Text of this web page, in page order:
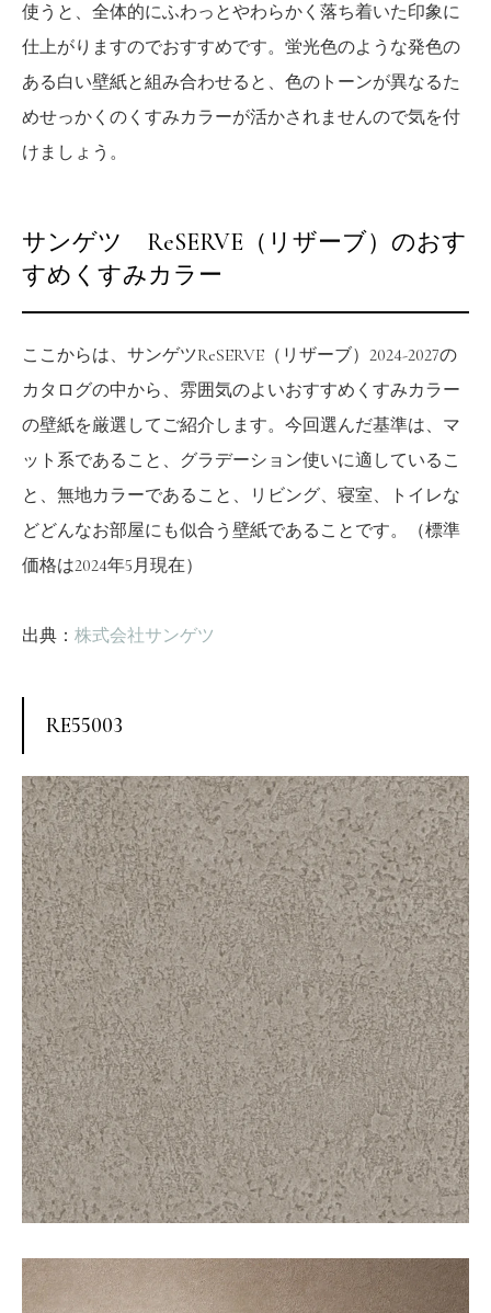
使うと、全体的にふわっとやわらかく落ち着いた印象に
仕上がりますのでおすすめです。蛍光色のような発色の
ある白い壁紙と組み合わせると、色のトーンが異なるた
めせっかくのくすみカラーが活かされませんので気を付
けましょう。
サンゲツ ReSERVE（リザーブ）のおす
すめくすみカラー
ここからは、サンゲツReSERVE（リザーブ）2024-2027の
カタログの中から、雰囲気のよいおすすめくすみカラー
の壁紙を厳選してご紹介します。今回選んだ基準は、マ
ット系であること、グラデーション使いに適しているこ
と、無地カラーであること、リビング、寝室、トイレな
どどんなお部屋にも似合う壁紙であることです。（標準
価格は2024年5月現在）
出典： 株式会社サンゲツ
RE55003